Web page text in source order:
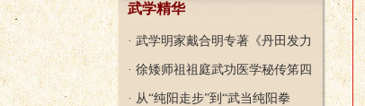
武学精华
· 武学明家戴合明专著《丹田发力
· 徐矮师祖祖庭武功医学秘传笫四
· 从“纯阳走步”到“武当纯阳拳